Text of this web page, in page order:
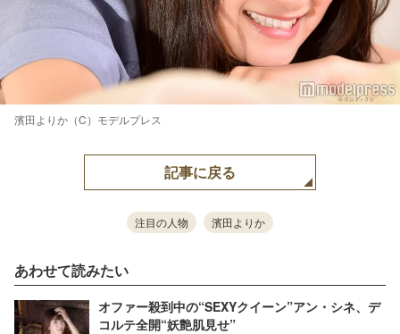
濱田よりか（C）モデルプレス
記事に戻る
注目の人物 濱田よりか
あわせて読みたい
オファー殺到中の“SEXYクイーン”アン・シネ、デ
コルテ全開“妖艶肌見せ”